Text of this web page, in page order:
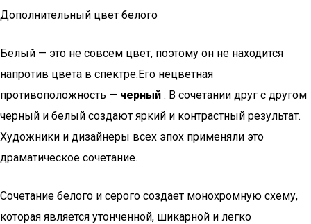
Дополнительный цвет белого
Белый — это не совсем цвет, поэтому он не находится
напротив цвета в спектре.Его нецветная
противоположность — черный . В сочетании друг с другом
черный и белый создают яркий и контрастный результат.
Художники и дизайнеры всех эпох применяли это
драматическое сочетание.
Сочетание белого и серого создает монохромную схему,
которая является утонченной, шикарной и легко